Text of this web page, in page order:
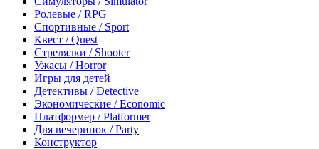
Ролевые / RPG
Спортивные / Sport
Квест / Quest
Стрелялки / Shooter
Ужасы / Horror
Игры для детей
Детективы / Detective
Экономические / Economic
Платформер / Platformer
Для вечеринок / Party
Конструктор